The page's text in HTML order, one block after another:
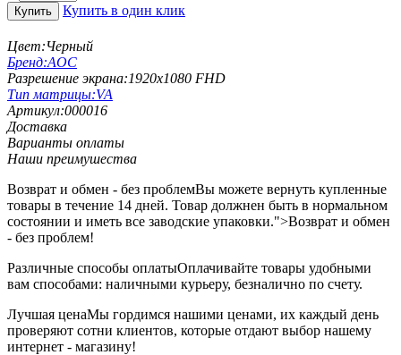
Купить Купить в один клик
Цвет:Черный
Бренд:AOC
Разрешение экрана:1920x1080 FHD
Тип матрицы:VA
Артикул:000016
Доставка
Варианты оплаты
Наши преимушества
Возврат и обмен - без проблемВы можете вернуть купленные
товары в течение 14 дней. Товар должнен быть в нормальном
состоянии и иметь все заводские упаковки.">Возврат и обмен
- без проблем!
Различные способы оплатыОплачивайте товары удобными
вам способами: наличными курьеру, безналично по счету.
Лучшая ценаМы гордимся нашими ценами, их каждый день
проверяют сотни клиентов, которые отдают выбор нашему
интернет - магазину!